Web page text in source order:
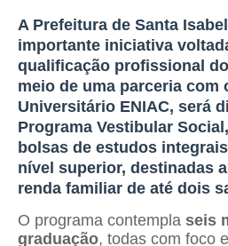
A Prefeitura de Santa
importante iniciativa
qualificação profissional
meio de uma parceria com
Universitário ENIAC, será
Programa Vestibular Social
bolsas de estudos integrais
nível superior, destinadas
renda familiar de até dois
O programa contempla seis
graduação, todas com foco